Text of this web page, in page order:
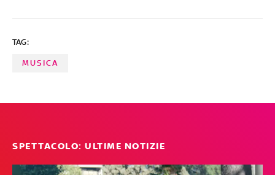
progressiva che è, in primis, mentale. Le altre canzoni,
merito. SELEZIONE E SCELTA DEI BRANI A CURA DI
TAG:
MUSICA
SPETTACOLO: ULTIME NOTIZIE